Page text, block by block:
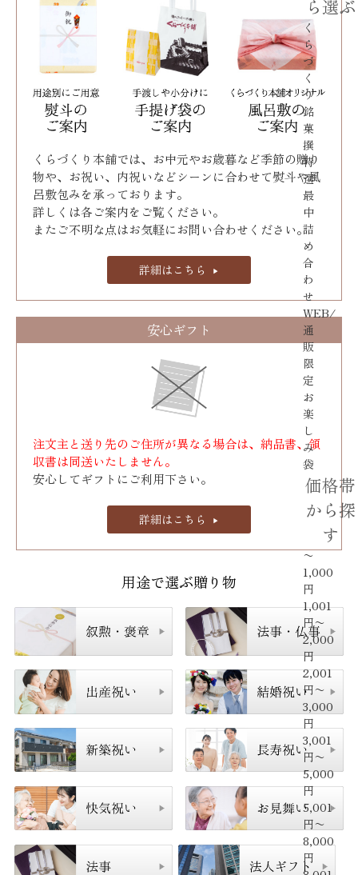
ら選ぶ
く
ら
づ
く
り
銘
菓
撰
特
選
最
中
詰
め
合
わ
せ
WEB/
通
販
限
定
お
楽
し
み
袋
価格帯
から探
す
〜
1,000
円
1,001
円〜
2,000
円
2,001
円〜
3,000
円
3,001
円〜
5,000
円
5,001
円〜
8,000
円
くらづくり本舗では、お中元やお歳暮など季節の贈り
物や、お祝い、内祝いなどシーンに合わせて熨斗や風
呂敷包みを承っております｡
詳しくは各ご案内をご覧ください。
またご不明な点はお気軽にお問い合わせください。
詳細はこちら
安心ギフト
注文主と送り先のご住所が異なる場合は、納品書、領
収書は同送いたしません。
安心してギフトにご利用下さい。
詳細はこちら
用途で選ぶ贈り物